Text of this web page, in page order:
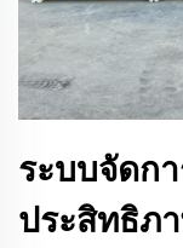
ระบบจัดก
ประสิทธิภ